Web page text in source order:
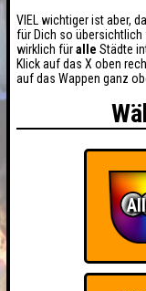
VIEL wichtiger ist aber,
für Dich so übersichtlich
wirklich füralle Städte
Klick auf das X oben
auf das Wappen ganz